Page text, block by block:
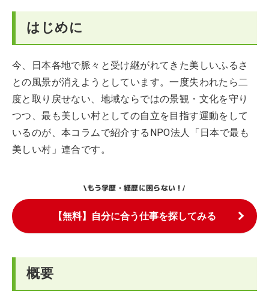
はじめに
今、日本各地で脈々と受け継がれてきた美しいふるさ
との風景が消えようとしています。一度失われたら二
度と取り戻せない、地域ならではの景観・文化を守り
つつ、最も美しい村としての自立を目指す運動をして
いるのが、本コラムで紹介するNPO法人「日本で最も
美しい村」連合です。
\もう学歴・経歴に困らない！/
【無料】自分に合う仕事を探してみる
概要